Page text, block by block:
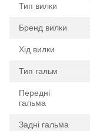
Тип вилки
Бренд вилки
Хід вилки
Тип гальм
Передні
гальма
Задні гальма